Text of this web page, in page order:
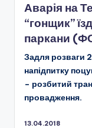
Аварія на
“гонщик”
паркани
Задля розваги
напідпитку
– розбитий
провадження.
13.04.2018